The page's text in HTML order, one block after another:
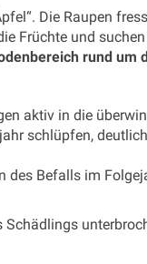
Die Raupen
Früchte und
rund um
aktiv in die
schlüpfen,
des Befalls im